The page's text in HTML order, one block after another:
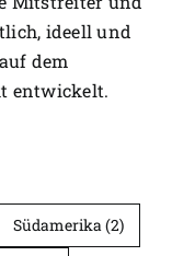
ideell und
dem
entwickelt.
Südamerika (2)